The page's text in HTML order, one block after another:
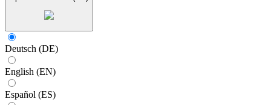
Deutsch (DE)
English (EN)
Español (ES)